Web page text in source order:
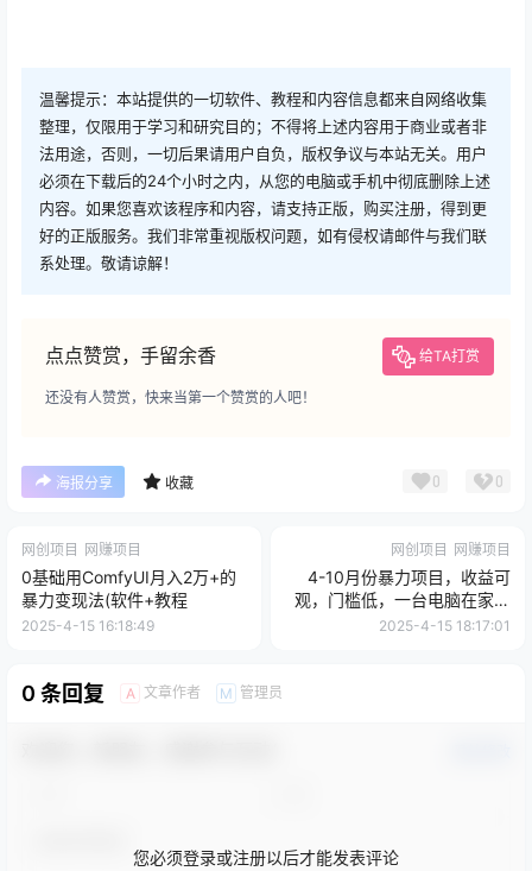
温馨提示：本站提供的一切软件、教程和内容信息都来自网络收集
整理，仅限用于学习和研究目的；不得将上述内容用于商业或者非
法用途，否则，一切后果请用户自负，版权争议与本站无关。用户
必须在下载后的24个小时之内，从您的电脑或手机中彻底删除上述
内容。如果您喜欢该程序和内容，请支持正版，购买注册，得到更
好的正版服务。我们非常重视版权问题，如有侵权请邮件与我们联
系处理。敬请谅解！
点点赞赏，手留余香 给TA打赏
还没有人赞赏，快来当第一个赞赏的人吧！
海报分享 收藏 0 0
网创项目 网赚项目
0基础用ComfyUI月入2万+的
暴力变现法(软件+教程
2025-4-15 16:18:49
网创项目 网赚项目
4-10月份暴力项目，收益可
观，门槛低，一台电脑在家操
作
2025-4-15 18:17:01
0 条回复 A 文章作者 M 管理员
您必须登录或注册以后才能发表评论